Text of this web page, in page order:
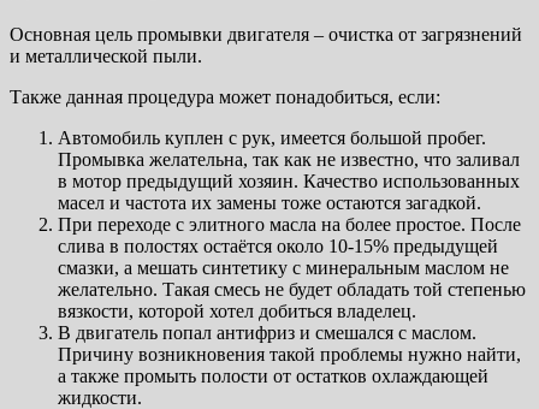
Основная цель промывки двигателя – очистка от загрязнений
и металлической пыли.
Также данная процедура может понадобиться, если:
Автомобиль куплен с рук, имеется большой пробег.
Промывка желательна, так как не известно, что заливал
в мотор предыдущий хозяин. Качество использованных
масел и частота их замены тоже остаются загадкой.
При переходе с элитного масла на более простое. После
слива в полостях остаётся около 10-15% предыдущей
смазки, а мешать синтетику с минеральным маслом не
желательно. Такая смесь не будет обладать той степенью
вязкости, которой хотел добиться владелец.
В двигатель попал антифриз и смешался с маслом.
Причину возникновения такой проблемы нужно найти,
а также промыть полости от остатков охлаждающей
жидкости.